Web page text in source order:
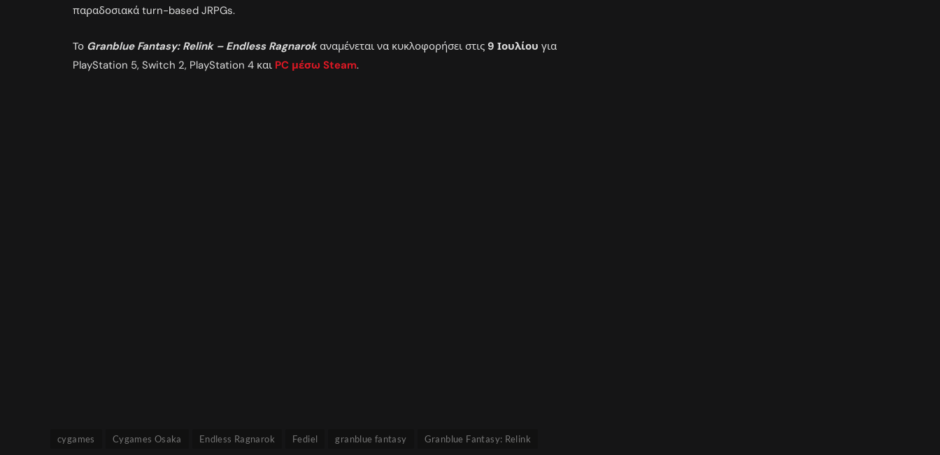
παραδοσιακά turn-based JRPGs.
Το Granblue Fantasy: Relink – Endless Ragnarokαναμένεται να κυκλοφορήσει στις 9 Ιουλίου για
PlayStation 5, Switch 2, PlayStation 4 και PC μέσω Steam.
cygames Cygames Osaka Endless Ragnarok Fediel granblue fantasy Granblue Fantasy: Relink